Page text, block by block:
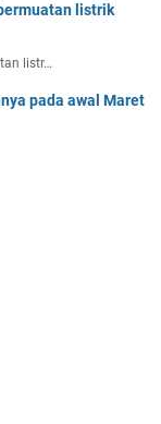
listrik
listr…
pada awal Maret